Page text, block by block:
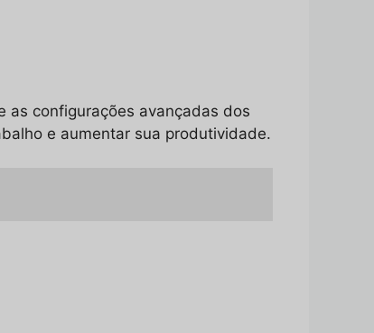
as configurações avançadas dos
e aumentar sua produtividade.